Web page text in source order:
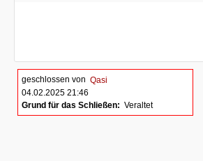
geschlossen von Qasi
04.02.2025 21:46
Grund für das Schließen: Veraltet